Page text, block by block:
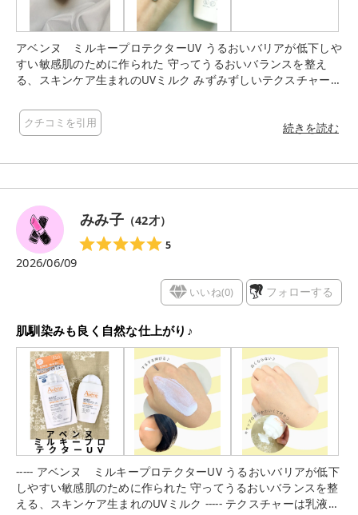
アベンヌ ミルキープロテクターUV うるおいバリアが低下しや
すい敏感肌のために作られた 守ってうるおいバランスを整え
る、スキンケア生まれのUVミルク みずみずしいテクスチャーで
肌に引っかかるような感じもなく、しっとりとした使い心地で
す！ 化粧下地としても使用できます✨ 匂いも感じることがな
朝の忙しい時にサッと使えるのも嬉しい点です！
クチコミを引用 続きを読む
みみ子（42才）
5
2026/06/09
いいね(0) フォローする
肌馴染みも良く自然な仕上がり♪
----- アベンヌ ミルキープロテクターUV うるおいバリアが低下
しやすい敏感肌のために作られた 守ってうるおいバランスを整
える、スキンケア生まれのUVミルク ----- テクスチャーは乳液の